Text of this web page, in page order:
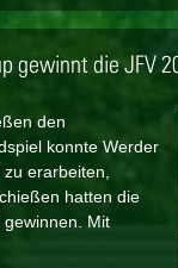
gewinnt die JFV
den
konnte Werder
erarbeiten,
hatten die
Mit